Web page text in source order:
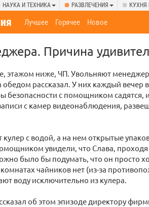
НАУКА И ТЕХНИКА РАЗВЛЕЧЕНИЯ КУХНЯ
Лучшее Горячее Новое
Причина
этажом ниже, ЧП. Увольняют
обедом рассказал. У них каждый вечер
безопасности с помощником садятся, и
с камер видеонаблюдения,
кулер с водой, а на нем открытые
увидели, что Слава,
было бы подумать, что он просто
комнатах чайников нет (из-за
воду исключительно из кулера.
об этом эпизоде директору